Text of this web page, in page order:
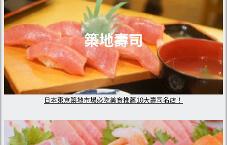
築地壽司
日本東京築地市場必吃美食推薦10大壽司名店！